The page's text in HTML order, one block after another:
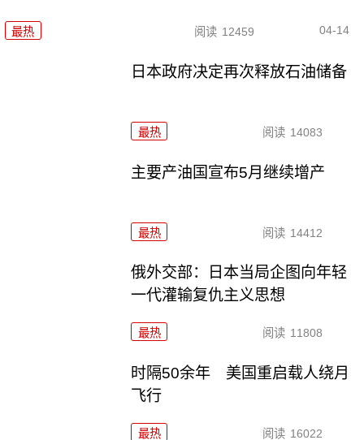
最热 阅读 12459 04-14
日本政府决定再次释放石油储备
最热 阅读 14083
主要产油国宣布5月继续增产
最热 阅读 14412
俄外交部：日本当局企图向年轻
一代灌输复仇主义思想
最热 阅读 11808
时隔50余年 美国重启载人绕月
飞行
最热 阅读 16022